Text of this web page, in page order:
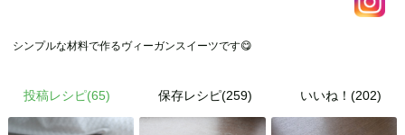
シンプルな材料で作るヴィーガンスイーツです😋
投稿レシピ(65) 保存レシピ(259) いいね！(202)